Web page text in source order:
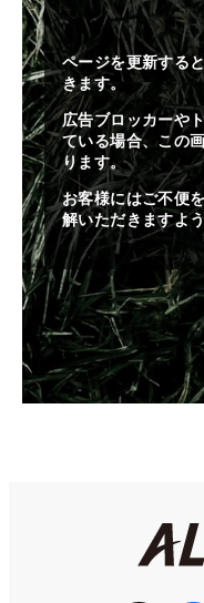
ページを更新する
きます。
広告ブロッカーや
ている場合、この
ります。
お客様にはご不便
解いただきますよ